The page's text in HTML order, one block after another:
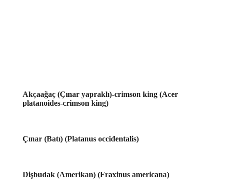
Akçaağaç (Çınar yapraklı)-crimson king (Acer
platanoides-crimson king)
Çınar (Batı) (Platanus occidentalis)
Dişbudak (Amerikan) (Fraxinus americana)